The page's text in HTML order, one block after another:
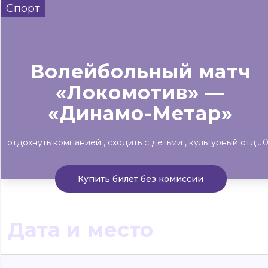
Театр Детям Выставки
Спорт
Волейбольный матч
«Локомотив» —
«Динамо-Метар»
отдохнуть компанией сходить с детьми культурный отдых
Купить билет без комиссии
Дата и место